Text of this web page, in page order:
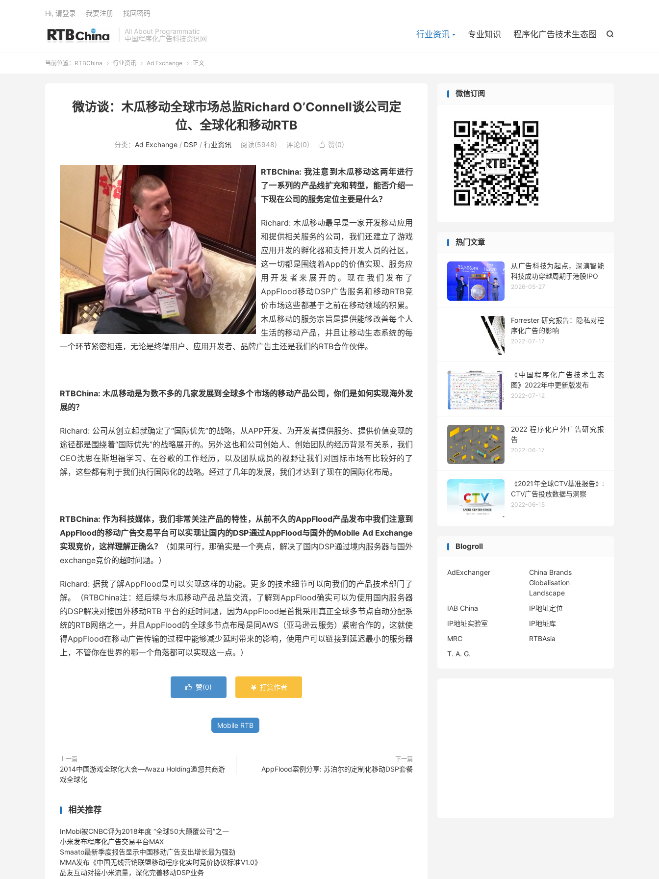
All About Programmatic
中国程序化广告科技资讯网

行业资讯 专业知识 程序化广告技术生态图
Hi, 请登录 我要注册 找回密码
当前位置： RTBChina  行业资讯  Ad Exchange  正文
微访谈：木瓜移动全球市场总监Richard O’Connell谈公司定
位、全球化和移动RTB
分类： Ad Exchange/ DSP / 行业资讯 阅读(5948) 评论(0)  赞(0)
RTBChina:我注意到木瓜移动这两年进行
了一系列的产品线扩充和转型，能否介绍一
下现在公司的服务定位主要是什么？
Richard: 木瓜移动最早是一家开发移动应用
和提供相关服务的公司，我们还建立了游戏
应用开发的孵化器和支持开发人员的社区，
这一切都是围绕着App的价值实现、服务应
用开发者来展开的。现在我们发布了
AppFlood移动DSP广告服务和移动RTB竞
价市场这些都基于之前在移动领域的积累。
木瓜移动的服务宗旨是提供能够改善每个人
生活的移动产品，并且让移动生态系统的每
一个环节紧密相连，无论是终端用户、应用开发者、品牌广告主还是我们的RTB合作伙伴。
RTBChina:木瓜移动是为数不多的几家发展到全球多个市场的移动产品公司，你们是如何实现海外发
展的？
Richard: 公司从创立起就确定了“国际优先”的战略，从APP开发、为开发者提供服务、提供价值变现的
途径都是围绕着“国际优先”的战略展开的。另外这也和公司创始人、创始团队的经历背景有关系，我们
CEO沈思在斯坦福学习、在谷歌的工作经历，以及团队成员的视野让我们对国际市场有比较好的了
解，这些都有利于我们执行国际化的战略。经过了几年的发展，我们才达到了现在的国际化布局。
RTBChina:作为科技媒体，我们非常关注产品的特性，从前不久的AppFlood产品发布中我们注意到
AppFlood的移动广告交易平台可以实现让国内的DSP通过AppFlood与国外的Mobile Ad Exchange
实现竞价，这样理解正确么？
（如果可行，那确实是一个亮点，解决了国内DSP通过境内服务器与国外
exchange竞价的超时问题。）
Richard: 据我了解AppFlood是可以实现这样的功能。更多的技术细节可以向我们的产品技术部门了
解。（RTBChina注：经后续与木瓜移动产品总监交流，了解到AppFlood确实可以为使用国内服务器
的DSP解决对接国外移动RTB 平台的延时问题，因为AppFlood是首批采用真正全球多节点自动分配系
统的RTB网络之一，并且AppFlood的全球多节点布局是同AWS（亚马逊云服务）紧密合作的，这就使
得AppFlood在移动广告传输的过程中能够减少延时带来的影响，使用户可以链接到延迟最小的服务器
上，不管你在世界的哪一个角落都可以实现这一点。）
 赞(0)  打赏作者
Mobile RTB
上一篇
2014中国游戏全球化大会—Avazu Holding邀您共商游
戏全球化
下一篇
AppFlood案例分享: 苏泊尔的定制化移动DSP套餐
相关推荐
InMobi被CNBC评为2018年度 “全球50大颠覆公司”之一
小米发布程序化广告交易平台MAX
Smaato最新季度报告显示中国移动广告支出增长最为强劲
MMA发布《中国无线营销联盟移动程序化实时竞价协议标准V1.0》
品友互动对接小米流量，深化完善移动DSP业务
微信订阅
热门文章
从广告科技为起点，深演智能
科技成功穿越周期于港股IPO
2026-05-27
Forrester 研究报告：隐私对程
序化广告的影响
2022-07-17
《中国程序化广告技术生态
图》2022年中更新版发布
2022-07-12
2022 程序化户外广告研究报
告
2022-06-17
《2021年全球CTV基准报告》:
CTV广告投放数据与洞察
2022-06-15
Blogroll
AdExchanger
China Brands
Globalisation
Landscape
IAB China
IP地址定位
IP地址实验室
IP地址库
MRC
RTBAsia
T. A. G.